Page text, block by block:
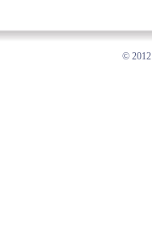
© 2012